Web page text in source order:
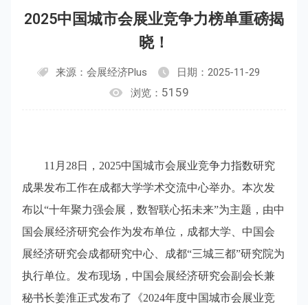
2025中国城市会展业竞争力榜单重磅揭
晓！
来源：会展经济Plus
日期：2025-11-29
浏览： 5159
11月28日，2025中国城市会展业竞争力指数研究
成果发布工作在成都大学学术交流中心举办。本次发
布以“十年聚力强会展，数智联心拓未来”为主题，由中
国会展经济研究会作为发布单位，成都大学、中国会
展经济研究会成都研究中心、成都“三城三都”研究院为
执行单位。发布现场，中国会展经济研究会副会长兼
秘书长姜淮正式发布了《2024年度中国城市会展业竞